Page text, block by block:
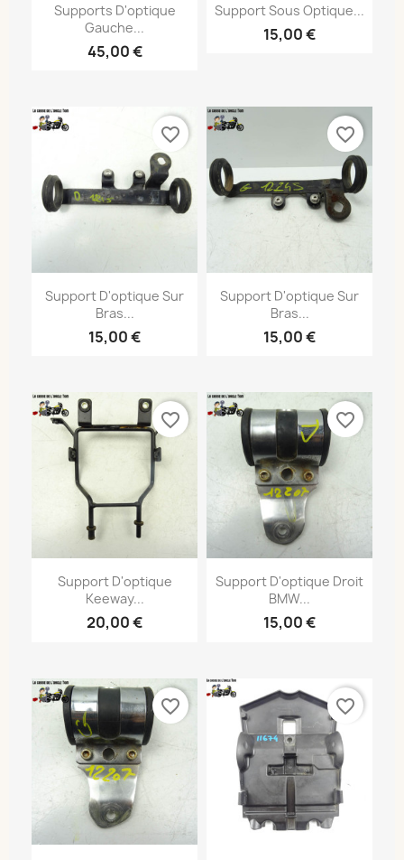
Supports D'optique
Gauche...
45,00 €
Support Sous Optique...
15,00 €
Support D'optique Sur
Bras...
15,00 €
favorite_border
Support D'optique Sur
Bras...
15,00 €
favorite_border
Support D'optique
Keeway...
20,00 €
favorite_border
Support D'optique Droit
BMW...
15,00 €
favorite_border
favorite_border favorite_border